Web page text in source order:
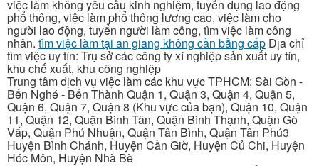
việc làm không yêu cầu kinh nghiệm, tuyển dụng lao động
phổ thông, việc làm phổ thông lương cao, việc làm cho
người lao động, tuyển người làm công, tìm việc làm công
nhân. tìm việc làm tại an giang không cần bằng cấpĐịa chỉ
tìm việc uy tín: Trụ sở các công ty xí nghiệp sản xuất uy tín,
khu chế xuất, khu công nghiệp
Trung tâm dịch vụ việc làm các khu vực TPHCM: Sài Gòn -
Bến Nghé - Bến Thành Quận 1, Quận 3, Quận 4, Quận 5,
Quận 6, Quận 7, Quận 8 (Khu vực của bạn), Quận 10, Quận
11, Quận 12, Quận Bình Tân, Quận Bình Thạnh, Quận Gò
Vấp, Quận Phú Nhuận, Quận Tân Bình, Quận Tân Phú3
Huyện Bình Chánh, Huyện Cần Giờ, Huyện Củ Chi, Huyện
Hóc Môn, Huyện Nhà Bè